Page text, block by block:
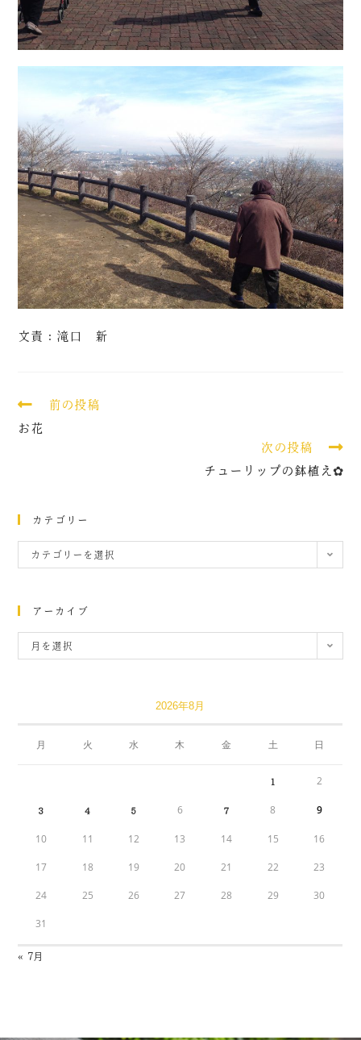
文責：滝口 新
前の投稿
お花
次の投稿
チューリップの鉢植え✿
カテゴリー
カテゴリーを選択
アーカイブ
月を選択
2026年8月
月 火 水 木 金 土 日
1 2
3 4 5 6 7 8 9
10 11 12 13 14 15 16
17 18 19 20 21 22 23
24 25 26 27 28 29 30
31
« 7月